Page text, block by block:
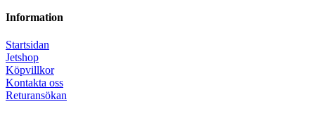
Information
Startsidan
Jetshop
Köpvillkor
Kontakta oss
Returansökan